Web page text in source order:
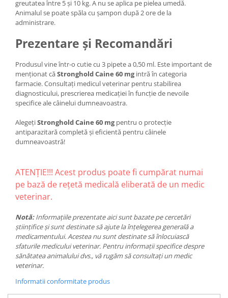
greutatea între 5 și 10 kg. A nu se aplica pe pielea umedă.
Animalul se poate spăla cu șampon după 2 ore de la
administrare.
Prezentare și Recomandări
Produsul vine într-o cutie cu 3 pipete a 0,50 ml. Este important de
menționat căStronghold Caine 60 mgintră în categoria
farmacie. Consultați medicul veterinar pentru stabilirea
diagnosticului, prescrierea medicației în funcție de nevoile
specifice ale câinelui dumneavoastra.
AlegețiStronghold Caine 60 mgpentru o protecție
antiparazitară completă și eficientă pentru câinele
dumneavoastră!
ATENȚIE!!! Acest produs poate fi cumpărat numai
pe bază de rețetă medicală eliberată de un medic
veterinar.
Notă:Informațiile prezentate aici sunt bazate pe cercetări
științifice și sunt destinate să ajute la înțelegerea generală a
medicamentului. Acestea nu sunt destinate să înlocuiască
sfaturile medicului veterinar. Pentru informații specifice despre
sănătatea animalului dvs., vă rugăm să consultați un medic
veterinar.
Informatii conformitate produs